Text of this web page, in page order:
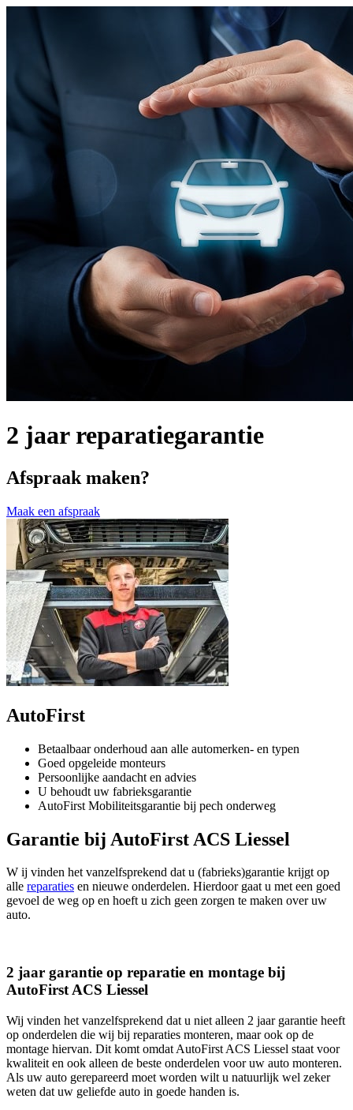
2 jaar reparatiegarantie
Afspraak maken?
Maak een afspraak
AutoFirst
Betaalbaar onderhoud aan alle automerken- en typen
Goed opgeleide monteurs
Persoonlijke aandacht en advies
U behoudt uw fabrieksgarantie
AutoFirst Mobiliteitsgarantie bij pech onderweg
Garantie bij AutoFirst ACS Liessel
W ij vinden het vanzelfsprekend dat u (fabrieks)garantie krijgt op
alle reparaties en nieuwe onderdelen. Hierdoor gaat u met een goed
gevoel de weg op en hoeft u zich geen zorgen te maken over uw
auto.
2 jaar garantie op reparatie en montage bij
AutoFirst ACS Liessel
Wij vinden het vanzelfsprekend dat u niet alleen 2 jaar garantie heeft
op onderdelen die wij bij reparaties monteren, maar ook op de
montage hiervan. Dit komt omdat AutoFirst ACS Liessel staat voor
kwaliteit en ook alleen de beste onderdelen voor uw auto monteren.
Als uw auto gerepareerd moet worden wilt u natuurlijk wel zeker
weten dat uw geliefde auto in goede handen is.